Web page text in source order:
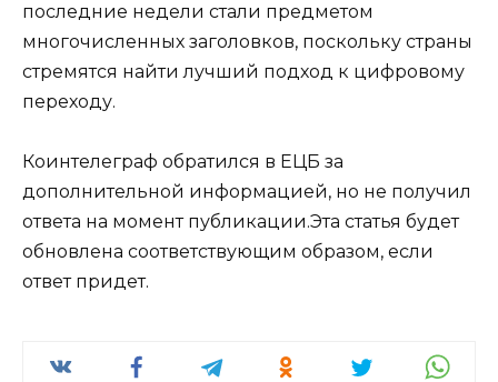
последние недели стали предметом
многочисленных заголовков, поскольку страны
стремятся найти лучший подход к цифровому
переходу.
Коинтелеграф обратился в ЕЦБ за
дополнительной информацией, но не получил
ответа на момент публикации.Эта статья будет
обновлена ​​соответствующим образом, если
ответ придет.